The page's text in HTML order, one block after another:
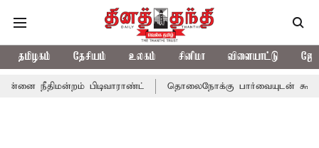
தமிழகம் தேசியம் உலகம் சினிமா விளையாட்டு
பிடிவாராண்ட் தொலைநோக்கு பார்வையுடன் கூடிய